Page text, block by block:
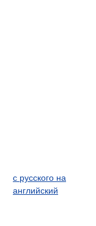
с русского на
английский